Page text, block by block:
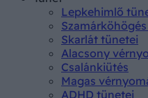
Lepkehimlő
Skarlát tünetei
Alacsony
Csalánkiütés
Magas
ADHD tünetei